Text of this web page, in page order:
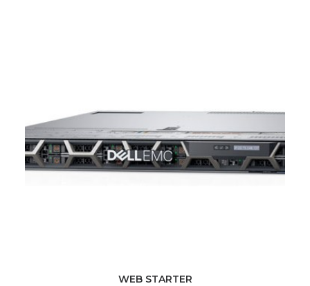
WEB STARTER